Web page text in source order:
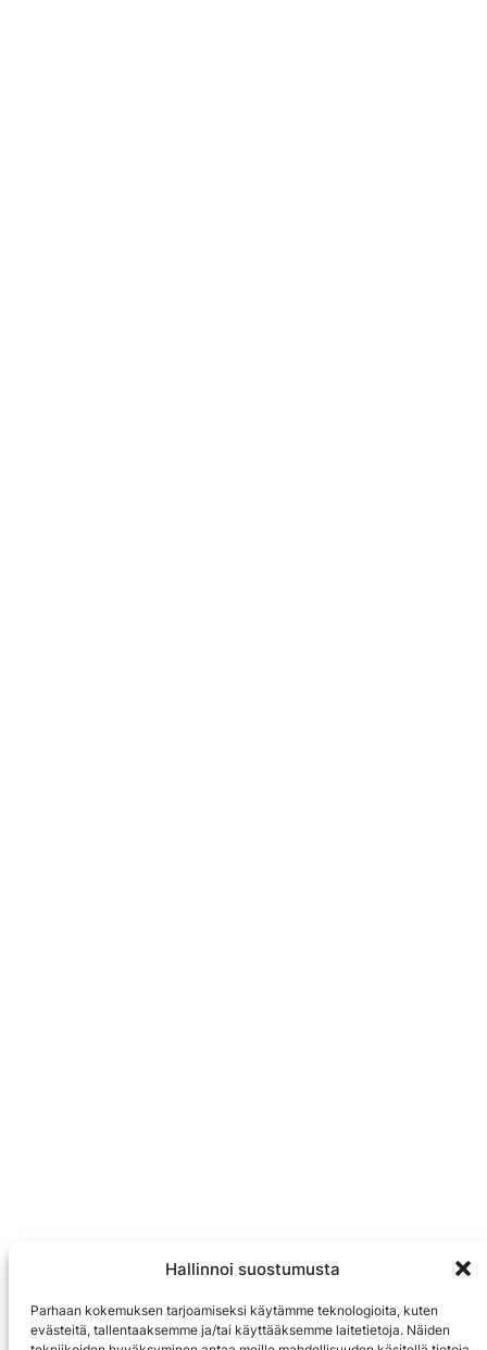
Hallinnoi suostumusta
Parhaan kokemuksen tarjoamiseksi käytämme teknologioita, kuten
evästeitä, tallentaaksemme ja/tai käyttääksemme laitetietoja. Näiden